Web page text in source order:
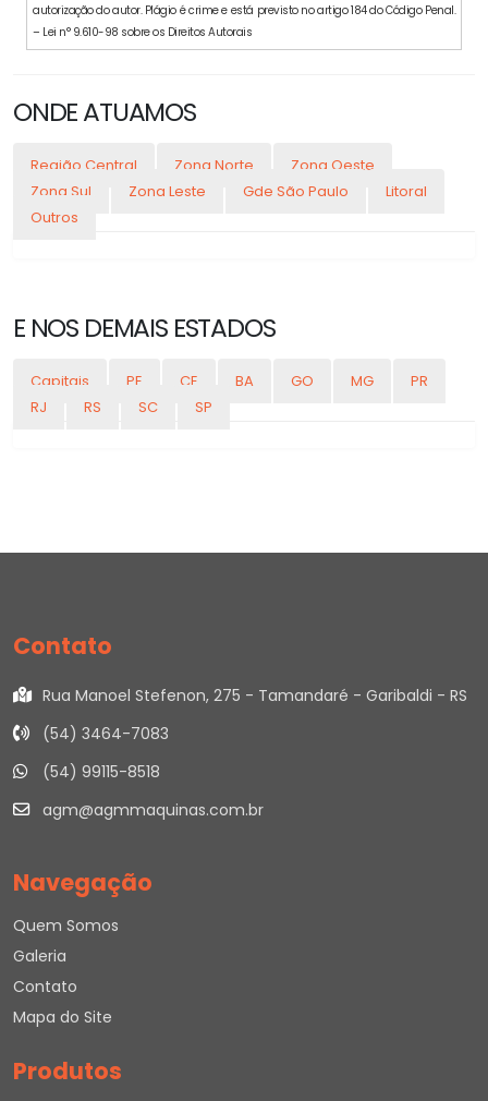
autorização do autor. Plágio é crime e está previsto no artigo 184 do Código Penal.
– Lei n° 9.610-98 sobre os Direitos Autorais
ONDE ATUAMOS
Região Central Zona Norte
Zona Oeste
Zona Sul
Zona Leste Gde São Paulo
Litoral
Outros
E NOS DEMAIS ESTADOS
Capitais PE CE BA GO MG
PR
RJ
RS SC SP
Contato
Rua Manoel Stefenon, 275 - Tamandaré - Garibaldi - RS
(54) 3464-7083
(54) 99115-8518
agm@agmmaquinas.com.br
Navegação
Quem Somos
Galeria
Contato
Mapa do Site
Produtos